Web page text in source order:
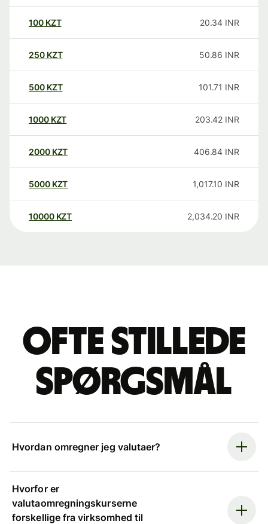
100 KZT 20.34 INR
250 KZT 50.86 INR
500 KZT 101.71 INR
1000 KZT 203.42 INR
2000 KZT 406.84 INR
5000 KZT 1,017.10 INR
10000 KZT 2,034.20 INR
Ofte stillede
spørgsmål
Hvordan omregner jeg valutaer?
Hvorfor er
valutaomregningskurserne
forskellige fra virksomhed til